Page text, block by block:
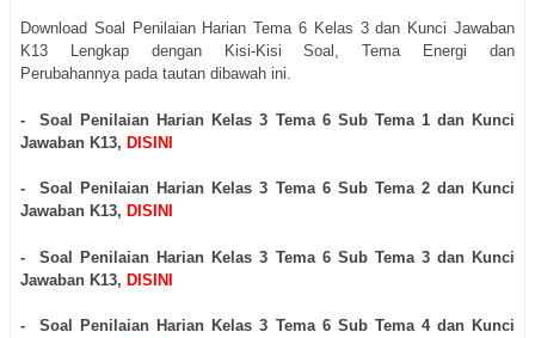
Download Soal Penilaian Harian Tema 6 Kelas 3 dan Kunci Jawaban
K13 Lengkap dengan Kisi-Kisi Soal, Tema Energi dan
Perubahannya pada tautan dibawah ini.
- Soal Penilaian Harian Kelas 3 Tema 6 Sub Tema 1 dan Kunci
Jawaban K13, DISINI
- Soal Penilaian Harian Kelas 3 Tema 6 Sub Tema 2 dan Kunci
Jawaban K13, DISINI
-Soal Penilaian Harian Kelas 3 Tema 6 Sub Tema 3 dan Kunci
Jawaban K13, DISINI
- Soal Penilaian Harian Kelas 3 Tema 6 Sub Tema 4 dan Kunci